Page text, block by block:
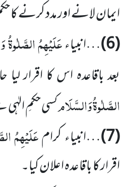
ایمان لانے اور مدد کرنے کا
(6) …انبیاءعَلَیْہِمُ
بعد باقاعدہ اس کا اقرار لیا
الصَّلٰوۃُ وَالسَّلَامکسی حکمِ
(7) …انبیاء کرامعَلَیْہِمُ
اقرار کا باقاعدہ اعلان کیا۔